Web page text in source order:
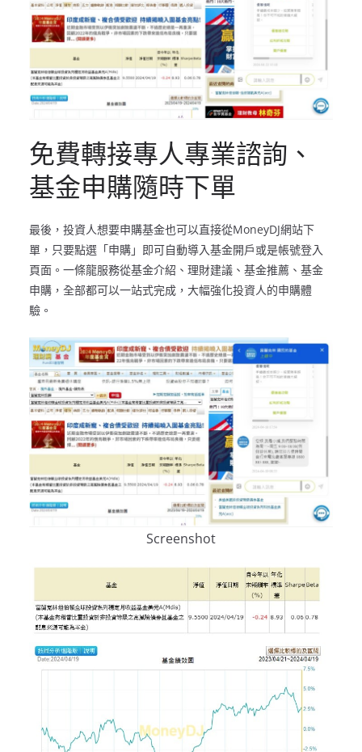
免費轉接專人專業諮詢、
基金申購隨時下單
最後，投資人想要申購基金也可以直接從MoneyDJ網站下
單，只要點選「申購」即可自動導入基金開戶或是帳號登入
頁面。一條龍服務從基金介紹、理財建議、基金推薦、基金
申購，全部都可以一站式完成，大幅強化投資人的申購體
驗。
Screenshot